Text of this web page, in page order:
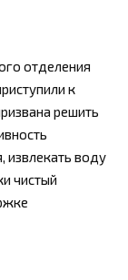
отделения
к
решить
извлекать воду
чистый